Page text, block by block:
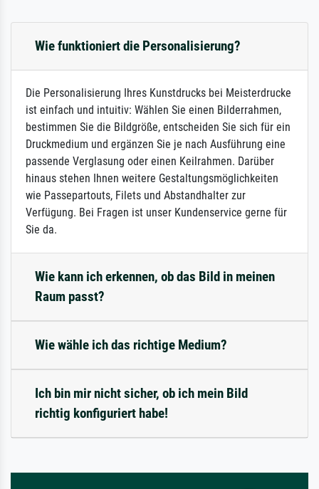
Wie funktioniert die Personalisierung?
Die Personalisierung Ihres Kunstdrucks bei Meisterdrucke
ist einfach und intuitiv: Wählen Sie einen Bilderrahmen,
bestimmen Sie die Bildgröße, entscheiden Sie sich für ein
Druckmedium und ergänzen Sie je nach Ausführung eine
passende Verglasung oder einen Keilrahmen. Darüber
hinaus stehen Ihnen weitere Gestaltungsmöglichkeiten
wie Passepartouts, Filets und Abstandhalter zur
Verfügung. Bei Fragen ist unser Kundenservice gerne für
Sie da.
Wie kann ich erkennen, ob das Bild in meinen
Raum passt?
Wie wähle ich das richtige Medium?
Ich bin mir nicht sicher, ob ich mein Bild
richtig konfiguriert habe!